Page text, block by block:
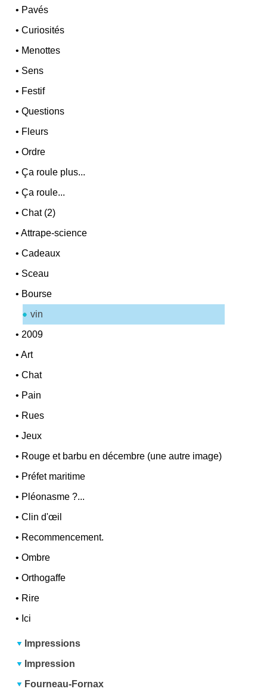
• Pavés
•Curiosités
• Menottes
• Sens
• Festif
•Questions
• Fleurs
•Ordre
•Ça roule plus...
•Ça roule...
•Chat (2)
•Attrape-science
•Cadeaux
• Sceau
• Bourse
vin
• 2009
•Art
•Chat
• Pain
• Rues
•Jeux
• Rouge et barbu en décembre (une autre image)
• Préfet maritime
• Pléonasme ?...
•Clin d'œil
• Recommencement.
•Ombre
•Orthogaffe
• Rire
• Ici
Impressions
Impression
Fourneau-Fornax